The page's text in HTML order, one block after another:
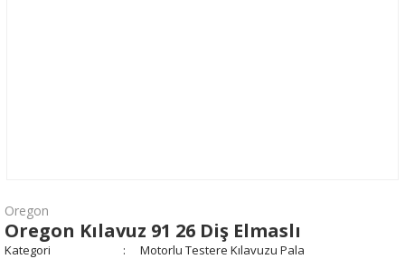
Oregon
Oregon Kılavuz 91 26 Diş Elmaslı
Kategori
Motorlu Testere Kılavuzu Pala